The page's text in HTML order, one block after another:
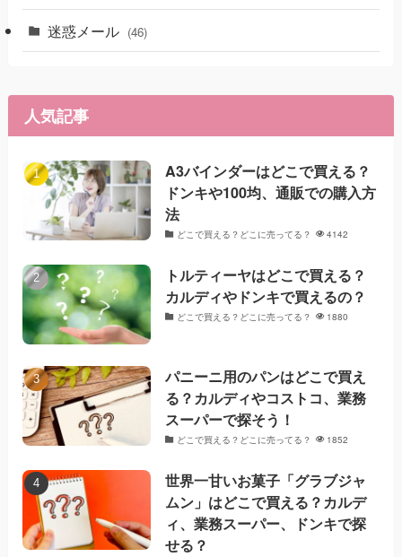
迷惑メール (46)
人気記事
A3バインダーはどこで買える？
ドンキや100均、通販での購入方
法
どこで買える？どこに売ってる？ 4142
トルティーヤはどこで買える？
カルディやドンキで買えるの？
どこで買える？どこに売ってる？ 1880
パニーニ用のパンはどこで買え
る？カルディやコストコ、業務
スーパーで探そう！
どこで買える？どこに売ってる？ 1852
世界一甘いお菓子「グラブジャ
ムン」はどこで買える？カルデ
ィ、業務スーパー、ドンキで探
せる？